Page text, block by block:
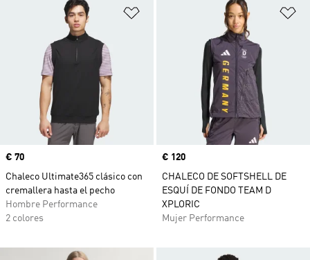
Añadir a la lista de deseos
Precio
€ 70
Chaleco Ultimate365 clásico con
cremallera hasta el pecho
Hombre Performance
2 colores
Precio
€ 120
CHALECO DE SOFTSHELL DE
ESQUÍ DE FONDO TEAM D
XPLORIC
Mujer Performance